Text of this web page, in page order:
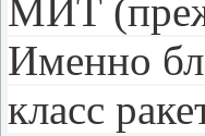
МИТ
Именно
класс